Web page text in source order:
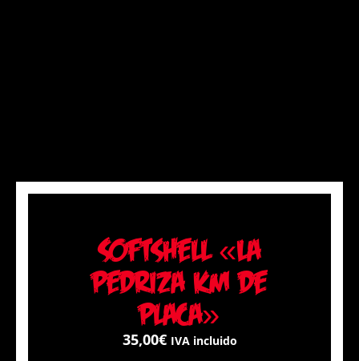
Softshell «La
pedriza Km de
placa»
35,00€ IVA incluido